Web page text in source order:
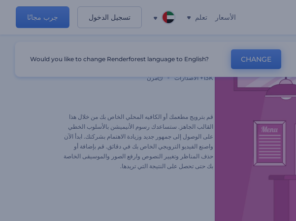
الأسعار تعلم تسجيل الدخول جرب مجانًا
13K+ الاصدارات مرن
قم بترويج مطعمك أو الكافيه المحلي الخاص بك من خلال هذا
القالب الجاهز. ستساعدك رسوم الأنيميشن بالأسلوب الخطي
على الوصول إلى جمهور جديد وزيادة الاهتمام بشركتك. ابدأ الآن
واصنع الفيديو الترويجي الخاص بك في دقائق. قم بإضافة أو
حذف المناظر وتغيير النصوص وارفع الصور والموسيقى الخاصة
بك حتى تحصل على النتيجة التي تريدها.
Would you like to change Renderforest language to English? CHANGE